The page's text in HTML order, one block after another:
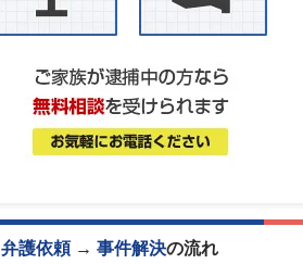
弁護依頼→ 事件解決の流れ